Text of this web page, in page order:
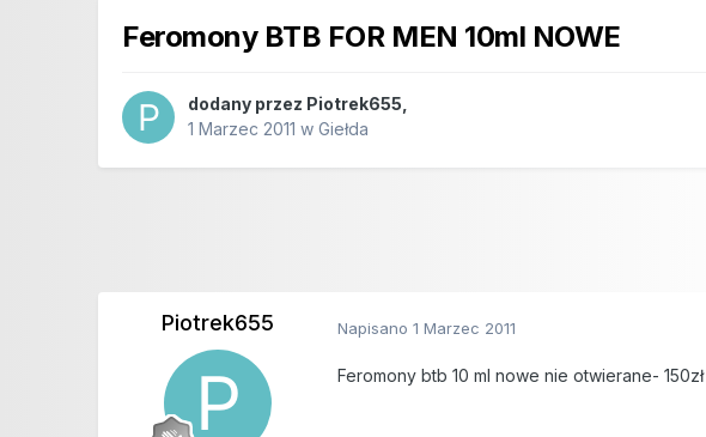
Feromony BTB FOR MEN 10ml NOWE
dodany przez Piotrek655
1 Marzec 2011 wGiełda
Piotrek655 Napisano1 Marzec 2011
Feromony btb 10 ml nowe nie otwierane- 150zł